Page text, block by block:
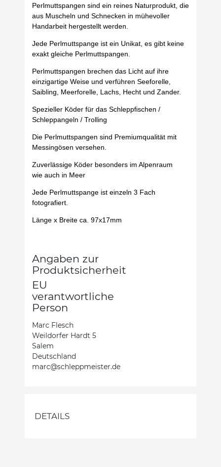
Perlmuttspangen sind ein reines Naturprodukt, die
aus Muscheln und Schnecken in mühevoller
Handarbeit hergestellt werden.
Jede Perlmuttspange ist ein Unikat, es gibt keine
exakt gleiche Perlmuttspangen.
Perlmuttspangen brechen das Licht auf ihre
einzigartige Weise und verführen Seeforelle,
Saibling, Meerforelle, Lachs, Hecht und Zander.
Spezieller Köder für das Schleppfischen /
Schleppangeln / Trolling
Die Perlmuttspangen sind Premiumqualität mit
Messingösen versehen.
Zuverlässige Köder besonders im Alpenraum
wie auch in Meer
Jede Perlmuttspange ist einzeln 3 Fach
fotografiert.
Länge x Breite ca. 97x17mm
Angaben zur
Produktsicherheit
EU
verantwortliche
Person
Marc Flesch
Weildorfer Hardt 5
Salem
Deutschland
marc@schleppmeister.de
DETAILS